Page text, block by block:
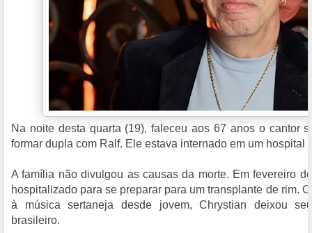
Na noite desta quarta (19), faleceu aos 67 anos o cantor
formar dupla com Ralf. Ele estava internado em um hospital
A família não divulgou as causas da morte. Em fevereiro
hospitalizado para se preparar para um transplante de rim.
à música sertaneja desde jovem, Chrystian deixou
brasileiro.